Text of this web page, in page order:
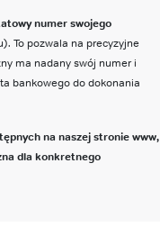
numer swojego
To pozwala na precyzyjne
ma nadany swój numer i
bankowego do dokonania
na naszej stronie www,
dla konkretnego